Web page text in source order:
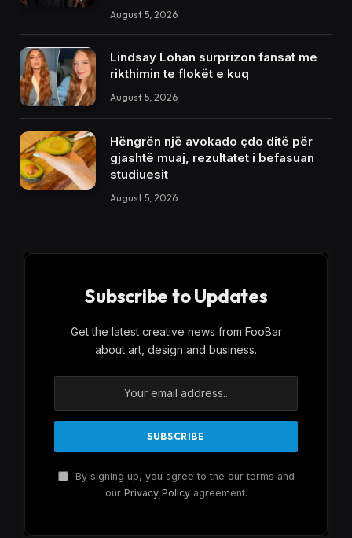
August 5, 2026
Lindsay Lohan surprizon fansat me
rikthimin te flokët e kuq
August 5, 2026
Hëngrën një avokado çdo ditë për
gjashtë muaj, rezultatet i befasuan
studiuesit
August 5, 2026
Subscribe to Updates
Get the latest creative news from FooBar
about art, design and business.
By signing up, you agree to the our terms and
our Privacy Policyagreement.